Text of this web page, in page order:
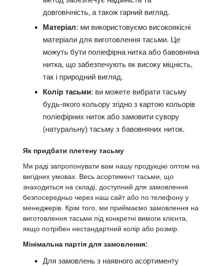
довговічність, а також гарний вигляд.
Матеріал: ми використовуємо високоякісні
матеріали для виготовлення тасьми. Це
можуть бути поліефірна нитка або бавовняна
нитка, що забезпечують як високу міцність,
так і природний вигляд.
Колір тасьми: ви можете вибрати тасьму
будь-якого кольору згідно з картою кольорів
поліефірних ниток або замовити сувору
(натуральну) тасьму з бавовняних ниток.
Як придбати плетену тасьму
Ми раді запропонувати вам нашу продукцію оптом на
вигідних умовах. Весь асортимент тасьми, що
знаходиться на складі, доступний для замовлення
безпосередньо через наш сайт або по телефону у
менеджерів. Крім того, ми приймаємо замовлення на
виготовлення тасьми під конкретні вимоги клієнта,
якщо потрібен нестандартний колір або розмір.
Мінімальна партія для замовлення:
Для замовлень з наявного асортименту